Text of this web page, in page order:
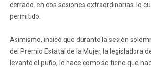
cerrado, en dos sesiones extraordinarias, lo
permitido.
Asimismo, indicó que durante la sesión
del Premio Estatal de la Mujer, la legisladora
levantó el puño, lo hace como se tiene que